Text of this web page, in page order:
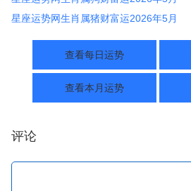
星座运势网生肖属猪财富运2026年5月
查看每日运势
查看本月运势
评论